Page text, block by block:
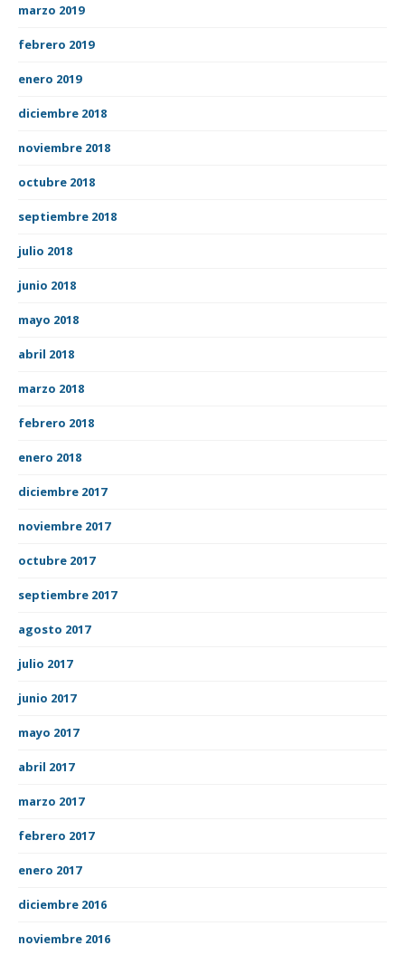
marzo 2019
febrero 2019
enero 2019
diciembre 2018
noviembre 2018
octubre 2018
septiembre 2018
julio 2018
junio 2018
mayo 2018
abril 2018
marzo 2018
febrero 2018
enero 2018
diciembre 2017
noviembre 2017
octubre 2017
septiembre 2017
agosto 2017
julio 2017
junio 2017
mayo 2017
abril 2017
marzo 2017
febrero 2017
enero 2017
diciembre 2016
noviembre 2016